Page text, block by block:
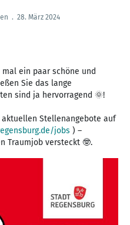
. 28. März 2024
ein paar schöne und
Sie das lange
sind ja hervorragend 🌞!
Stellenangebote auf
jobs ) –
Traumjob versteckt 🤓.